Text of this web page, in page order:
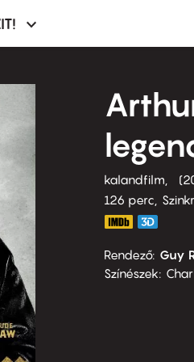
kalandfilm
126 perc,
Rendező Guy
Színészek